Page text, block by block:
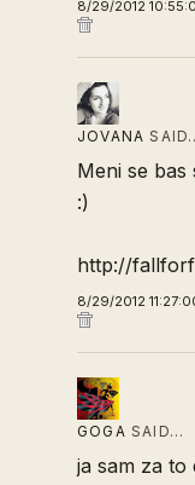
8/29/2012
JOVANA
Meni se bas
:)
http://
8/29/2012
GOGA SAID…
ja sam za to